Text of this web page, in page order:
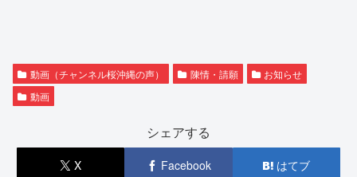
動画（チャンネル桜沖縄の声） 陳情・請願
お知らせ
動画
シェアする
X Facebook はてブ